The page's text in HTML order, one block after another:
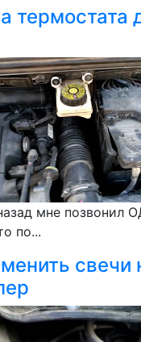
термостата
мне позвонил
по...
свечи